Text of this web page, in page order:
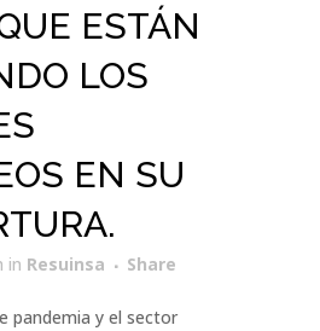
ESTÁN
LOS
EN SU
in Resuinsa Share
pandemia y el sector